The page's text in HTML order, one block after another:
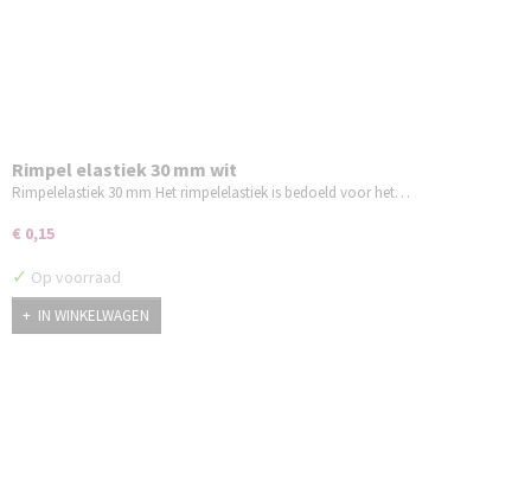
Rimpel elastiek 30 mm wit
Rimpelelastiek 30 mm Het rimpelelastiek is bedoeld voor het…
€ 0,15
✓ Op voorraad
IN WINKELWAGEN